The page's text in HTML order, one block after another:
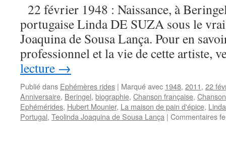
22 février 1948 : Naissance, à
portugaise Linda DE SUZA sous le
Joaquina de Sousa Lança. Pour en
professionnel et la vie de cette artiste,
lecture →
Publié dans Ephémères rides | Marqué avec 1948, 2011, 22
Anniversaire, Beringel, biographie, Chanson française,
Ephémérides, Hubert Mounier, La maison de pain d'épice,
Portugal, Teolinda Joaquina de Sousa Lança | Commentaires